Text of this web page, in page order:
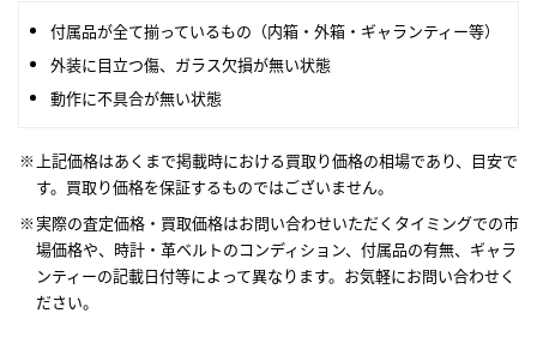
付属品が全て揃っているもの（内箱・外箱・ギャランティー等）
外装に目立つ傷、ガラス欠損が無い状態
動作に不具合が無い状態
上記価格はあくまで掲載時における買取り価格の相場であり、目安で
す。買取り価格を保証するものではございません。
実際の査定価格・買取価格はお問い合わせいただくタイミングでの市
場価格や、時計・革ベルトのコンディション、付属品の有無、ギャラ
ンティーの記載日付等によって異なります。お気軽にお問い合わせく
ださい。